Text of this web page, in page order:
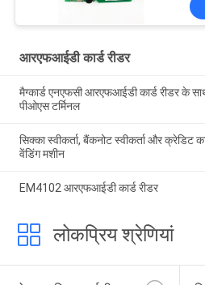
आरएफआईडी कार्ड रीडर
मैग्कार्ड एनएफसी आरएफआईडी कार्ड रीडर के
पीओएस टर्मिनल
सिक्का स्वीकर्ता, बैंकनोट स्वीकर्ता और क्रेडिट
वेंडिंग मशीन
EM4102 आरएफआईडी कार्ड रीडर
लोकप्रिय श्रेणियां